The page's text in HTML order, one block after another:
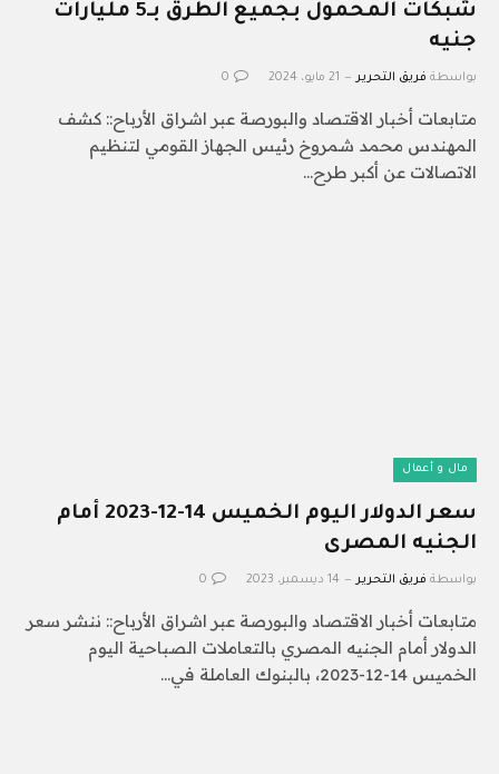
شبكات المحمول بجميع الطرق بـ5 مليارات
جنيه
بواسطة فريق التحرير 21 مايو، 2024 0
متابعات أخبار الاقتصاد والبورصة عبر اشراق الأرباح:: كشف
المهندس محمد شمروخ رئيس الجهاز القومي لتنظيم
الاتصالات عن أكبر طرح…
مال و أعمال
سعر الدولار اليوم الخميس 14-12-2023 أمام
الجنيه المصرى
بواسطة فريق التحرير 14 ديسمبر، 2023 0
متابعات أخبار الاقتصاد والبورصة عبر اشراق الأرباح:: ننشر سعر
الدولار أمام الجنيه المصري بالتعاملات الصباحية اليوم
الخميس 14-12-2023، بالبنوك العاملة في…